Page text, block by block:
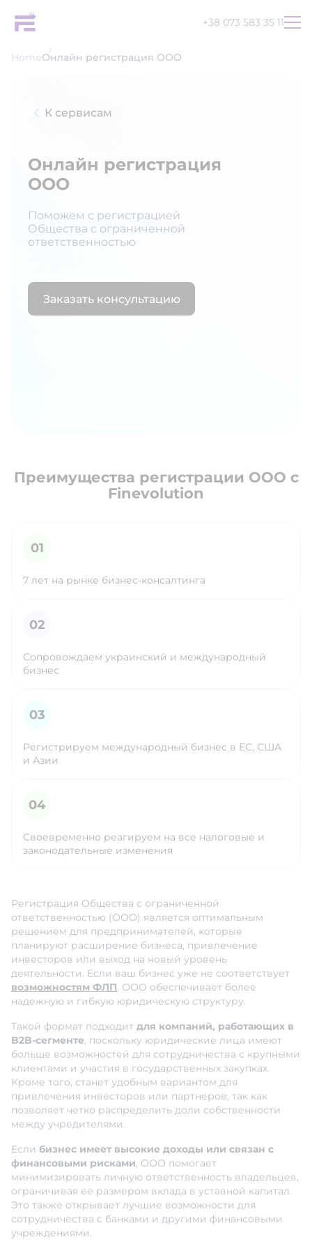
+38 073 583 35 11
UAENRU
HomeОнлайн регистрация ООО
К сервисам
Онлайн регистрация
ООО
Поможем с регистрацией
Общества с ограниченной
ответственностью
Заказать консультацию
Преимущества регистрации ООО с
Finevolution
7 лет на рынке бизнес-консалтинга
Сопровождаем украинский и международный
бизнес
Регистрируем международный бизнес в ЕС, США
и Азии
Своевременно реагируем на все налоговые и
законодательные изменения
Регистрация Общества с ограниченной
ответственностью (ООО) является оптимальным
решением для предпринимателей, которые
планируют расширение бизнеса, привлечение
инвесторов или выход на новый уровень
деятельности. Если ваш бизнес уже не соответствует
возможностям ФЛП, ООО обеспечивает более
надежную и гибкую юридическую структуру.
Такой формат подходит для компаний, работающих в
B2B-сегменте, поскольку юридические лица имеют
больше возможностей для сотрудничества с крупными
клиентами и участия в государственных закупках.
Кроме того, станет удобным вариантом для
привлечения инвесторов или партнеров, так как
позволяет четко распределить доли собственности
между учредителями.
Если бизнес имеет высокие доходы или связан с
финансовыми рисками, ООО помогает
минимизировать личную ответственность владельцев,
ограничивая ее размером вклада в уставной капитал.
Это также открывает лучшие возможности для
сотрудничества с банками и другими финансовыми
учреждениями.